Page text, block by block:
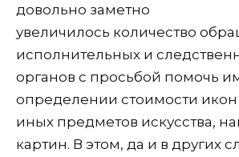
довольно заметно
увеличилось количество
исполнительных и
органов с просьбой помочь
определении стоимости
иных предметов искусства,
картин. В этом, да и в других